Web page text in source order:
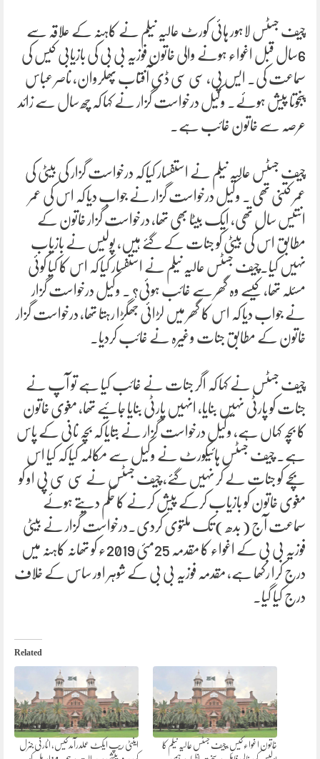
چیف جسٹس لاہور ہائی کورٹ عالیہ نیلم نے کاہنہ کے علاقہ سے
6سال قبل اغواء ہونے والی خاتون فوزیہ بی بی کی بازیابی کیس کی
سماعت کی۔ ایس پی، سی سی ڈی آفتاب پھلروان، ناصر عباس
پنجوتا پیش ہوئے۔ وکیل درخواست گزار نے کہا کہ چھ سال سے زائد
عرصہ سے خاتون غائب ہے۔
چیف جسٹس عالیہ نیلم نے استفسار کیا کہ درخواست گزار کی بیٹی کی
عمر کتنی تھی ۔ وکیل درخواست گزار نے جواب دیا کہ اس کی عمر
انتیس سال تھی، ایک بیٹا بھی تھا، درخواست گزار خاتون کے
مطابق اس کی بیٹی کو جنات کے گئے ہیں، پولیس نے بازیاب
نہیں کیا۔چیف جسٹس عالیہ نیلم نے استفسار کیا کہ اس کا کیا کوئی
مسئلہ تھا، کیسے وہ گھر سے غائب ہوئی؟ ۔ وکیل درخواست گزار
نے جواب دیا کہ اس کا گھر میں لڑائی جھگڑا رہتا تھا، درخواست گزار
خاتون کے مطابق جنات وغیرہ نے غائب کردیا۔
چیف جسٹس نے کہا کہ اگر جنات نے غائب کیا ہے تو آپ نے
جنات کو پارٹی نہیں بنایا، انہیں پارٹی بنایا جائیے تھا، مغوی خاتون
کا بچہ کہاں ہے، وکیل درخواست گزار نے بتایا کہ بچہ نانی کے پاس
ہے۔ چیف جسٹس ہائیکورٹ نے وکیل سے مکالمہ کیا کہ کیا اس
بچے کو جنات لے کر نہیں گئے، چیف جسٹس نے سی سی پی او کو
مغوی خاتون کو بازیاب کرکے پیش کرنے کا حکم دیتے ہوئے
سماعت آج ( بدھ ) تک ملتوی کردی۔درخواست گزار نے بیٹی
فوزیہ بی بی کے اغواء کا مقدمہ 25مئی 2019ء کو تھانہ کاہنہ میں
درج کرا رکھا ہے، مقدمہ فوزیہ بی بی کے شوہر اور ساس کے خلاف
درج کیا گیا۔
Related
اینٹی ریپ ایکٹ عملدرآمد کیس، اٹارنی جنرل
خاتون اغواء کیس،چیف جسٹس عالیہ نیلم کا